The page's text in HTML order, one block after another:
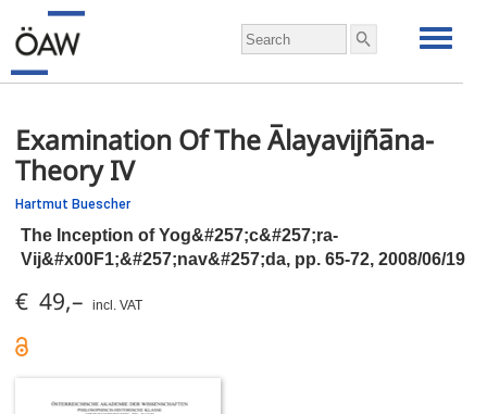
Examination Of The A̅layavijña̅na-
Theory IV
Hartmut Buescher
The Inception of Yog&#257;c&#257;ra-
Vij&#x00F1;&#257;nav&#257;da, pp. 65-72, 2008/06/19
€ 49,– incl. VAT